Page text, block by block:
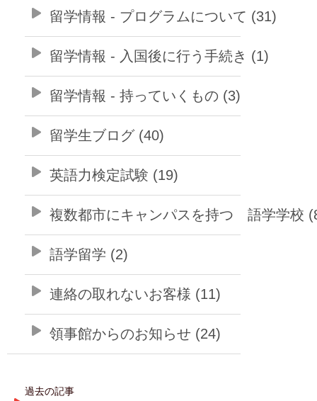
留学情報 - プログラムについて (31)
留学情報 - 入国後に行う手続き (1)
留学情報 - 持っていくもの (3)
留学生ブログ (40)
英語力検定試験 (19)
複数都市にキャンパスを持つ 語学学校
語学留学 (2)
連絡の取れないお客様 (11)
領事館からのお知らせ (24)
過去の記事